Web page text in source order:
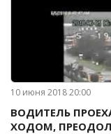
10 июня 2018 20:00
ВОДИТЕЛЬ
ХОДОМ,